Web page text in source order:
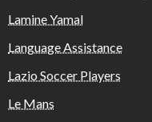
Lamine Yamal
Language Assistance
Lazio Soccer Players
Le Mans